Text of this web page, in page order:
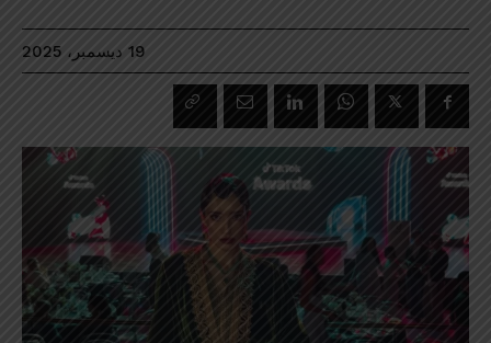
19 ديسمبر، 2025